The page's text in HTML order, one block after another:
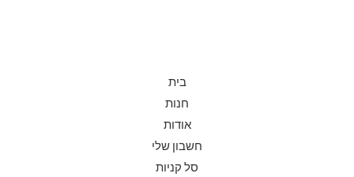
בית
חנות
אודות
חשבון שלי
סל קניות